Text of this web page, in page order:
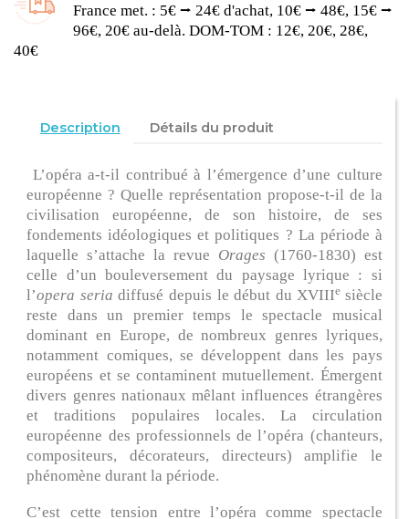
France met. : 5€ ⭢ 24€ d'achat, 10€ ⭢ 48€, 15€ ⭢
96€, 20€ au-delà. DOM-TOM : 12€, 20€, 28€,
40€
Description Détails du produit
L’opéra a-t-il contribué à l’émergence d’une culture
européenne ? Quelle représentation propose-t-il de la
civilisation européenne, de son histoire, de ses
fondements idéologiques et politiques ? La période à
laquelle s’attache la revue Orages (1760-1830) est
celle d’un bouleversement du paysage lyrique : si
l’opera seriadiffusé depuis le début du XVIIIe siècle
reste dans un premier temps le spectacle musical
dominant en Europe, de nombreux genres lyriques,
notamment comiques, se développent dans les pays
européens et se contaminent mutuellement. Émergent
divers genres nationaux mêlant influences étrangères
et traditions populaires locales. La circulation
européenne des professionnels de l’opéra (chanteurs,
compositeurs, décorateurs, directeurs) amplifie le
phénomène durant la période.
C’est cette tension entre l’opéra comme spectacle